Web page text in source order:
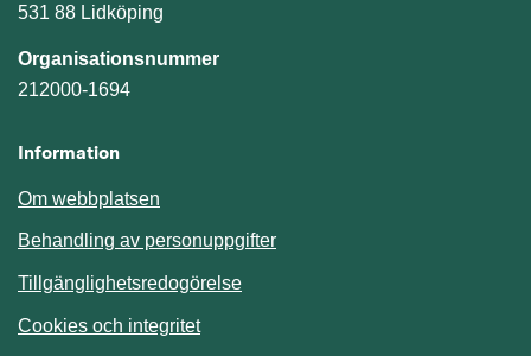
531 88 Lidköping
Organisationsnummer
212000-1694
Information
Om webbplatsen
Behandling av personuppgifter
Tillgänglighetsredogörelse
Cookies och integritet